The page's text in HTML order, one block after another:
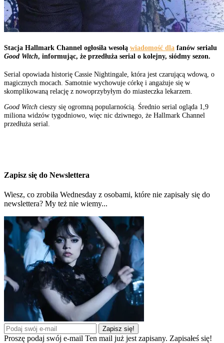
Stacja Hallmark Channel ogłosiła wesołą wiadomość dla fanów serialu
Good Witch, informując, że przedłuża serial o kolejny, siódmy sezon.
Serial opowiada historię Cassie Nightingale, która jest czarującą wdową, o
magicznych mocach. Samotnie wychowuje córkę i angażuje się w
skomplikowaną relację z nowoprzybyłym do miasteczka lekarzem.
Good Witch cieszy się ogromną popularnością. Średnio serial ogląda 1,9
miliona widzów tygodniowo, więc nic dziwnego, że Hallmark Channel
przedłuża serial.
Zapisz się do Newslettera
Wiesz, co zrobiła Wednesday z osobami, które nie zapisały się do
newslettera? My też nie wiemy...
Zapisz się!
Proszę podaj swój e-mail Ten mail już jest zapisany. Zapisałeś się!